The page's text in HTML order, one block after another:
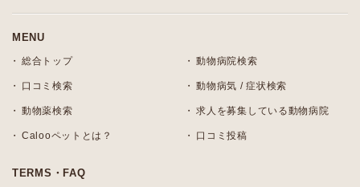
MENU
総合トップ 動物病院検索
口コミ検索 動物病気 / 症状検索
動物薬検索 求人を募集している動物病院
Calooペットとは？ 口コミ投稿
TERMS・FAQ